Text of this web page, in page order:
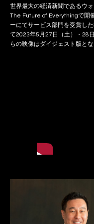
世界最大の経済新聞であるウ
The Future of Everythingで開
ーにてサービス部門を受賞し
て2023年5月27日（土）・28
らの映像はダイジェスト版とな